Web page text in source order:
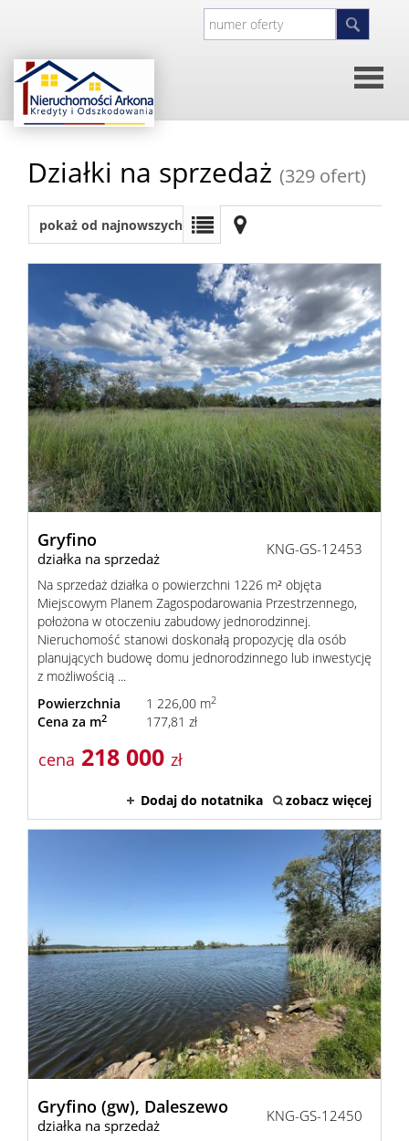
główna
O
Oferty
Domy
Dzialki
Działki na sprzedaż (329 ofert)
pokaż od najnowszych
Gryfino
działka na sprzedaż
KNG-GS-12453
Na sprzedaż działka o powierzchni 1226 m² objęta
Miejscowym Planem Zagospodarowania Przestrzennego,
położona w otoczeniu zabudowy jednorodzinnej.
Nieruchomość stanowi doskonałą propozycję dla osób
planujących budowę domu jednorodzinnego lub inwestycję
z możliwością ...
Powierzchnia
1 226,00 m2
Cena za m2 177,81 zł
cena 218 000 zł
Dodaj do notatnika zobacz więcej
Gryfino (gw), Daleszewo
działka na sprzedaż
KNG-GS-12450